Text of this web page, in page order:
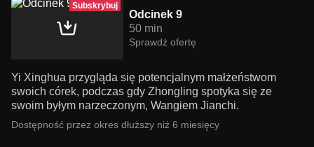
Subskrybuj
Odcinek 9
50 min
Sprawdź ofertę
Yi Xinghua przygląda się potencjalnym małżeństwom
swoich córek, podczas gdy Zhongling spotyka się ze
swoim byłym narzeczonym, Wangiem Jianchi.
Dostępność przez okres dłuższy niż 6 miesięcy